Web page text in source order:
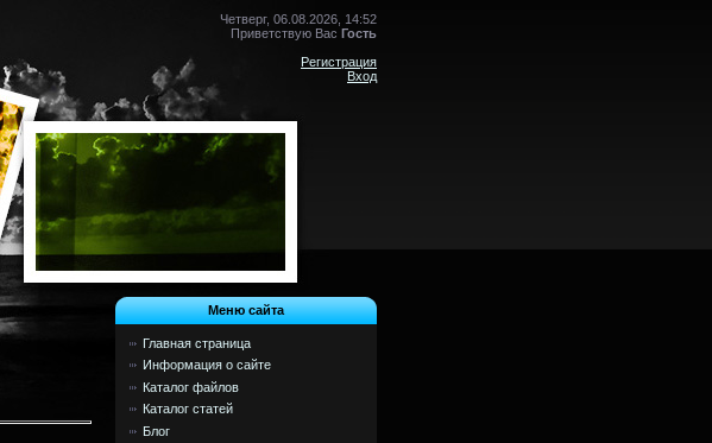
Четверг, 06.08.2026, 14:52
Приветствую Вас Гость
Регистрация
Вход
Меню сайта
Главная страница
Информация о сайте
Каталог файлов
Каталог статей
Блог